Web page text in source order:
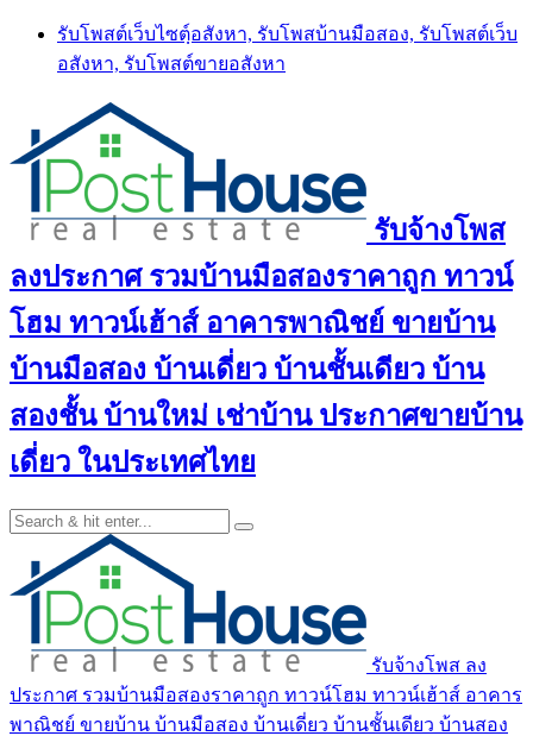
Skip
content
รับโพสต์เว็บไซตฺ์อสังหา, รับโพสบ้านมือสอง, รับโพสต์เว็บ
อสังหา, รับโพสต์ขายอสังหา
รับจ้างโพส
ลงประกาศ รวมบ้านมือสองราคาถูก ทาวน์
โฮม ทาวน์เฮ้าส์ อาคารพาณิชย์ ขายบ้าน
บ้านมือสอง บ้านเดี่ยว บ้านชั้นเดียว บ้าน
สองชั้น บ้านใหม่ เช่าบ้าน ประกาศขายบ้าน
เดี่ยว ในประเทศไทย
รับจ้างโพส ลง
ประกาศ รวมบ้านมือสองราคาถูก ทาวน์โฮม ทาวน์เฮ้าส์ อาคาร
พาณิชย์ ขายบ้าน บ้านมือสอง บ้านเดี่ยว บ้านชั้นเดียว บ้านสอง